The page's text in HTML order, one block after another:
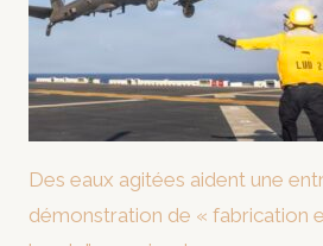
Des eaux agitées aident une
démonstration de « fabrication